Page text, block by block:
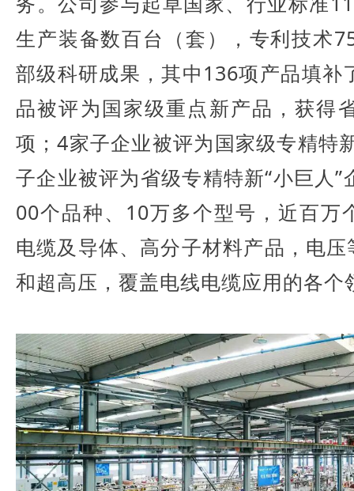
生产装备数百台（套），专利技术
部级科研成果，其中136项产品填补
品被评为国家级重点新产品，获得
项；4家子企业被评为国家级专精特
子企业被评为省级专精特新“小巨人
00个品种、10万多个型号，近百万
电缆及导体、高分子材料产品，电
和超高压，覆盖电线电缆应用的各个